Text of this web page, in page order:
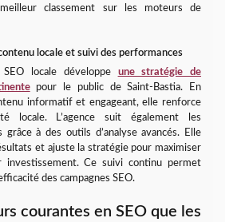
classement sur les moteurs de
locale et suivi des performances
SEO locale développe une stratégie de
pour le public de Saint-Bastia. En
informatif et engageant, elle renforce
locale. L’agence suit également les
grâce à des outils d’analyse avancés. Elle
et ajuste la stratégie pour maximiser
investissement. Ce suivi continu permet
des campagnes SEO.
courantes en SEO que les